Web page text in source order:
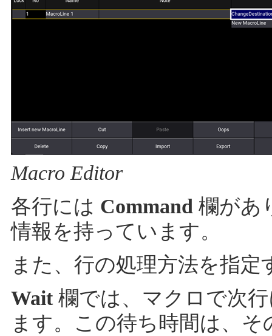
Macro Editor
各行には Command 欄があ
情報を持っています。
また、行の処理方法を指
Wait欄では、マクロで次
ます。この待ち時間は、